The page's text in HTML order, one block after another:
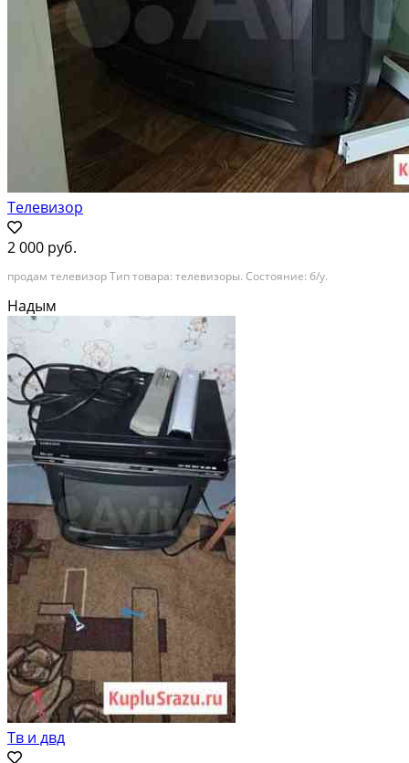
Телевизор
2 000 руб.
продам телевизор Тип товара: телевизоры. Состояние: б/у.
Надым
Тв и двд